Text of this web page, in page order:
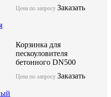
предлагает лоток
использоваться в зонах с
геометрические
вибропрессования с
Цена по запросуЗаказать
Корзинка для
пескоуловителя
бетонного DN500
Цена по запросуЗаказать